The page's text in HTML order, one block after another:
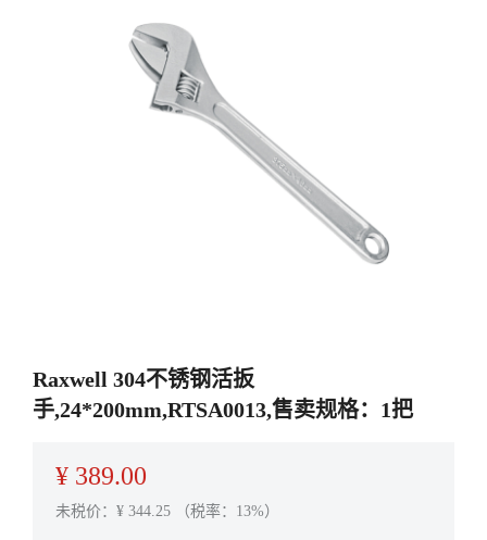
Raxwell 304不锈钢活扳
手,24*200mm,RTSA0013,售卖规格：1把
¥ 389.00
未税价：¥ 344.25 （税率：13%）